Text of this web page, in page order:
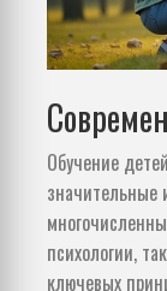
Обучение
значительные
психологии,
ключевых